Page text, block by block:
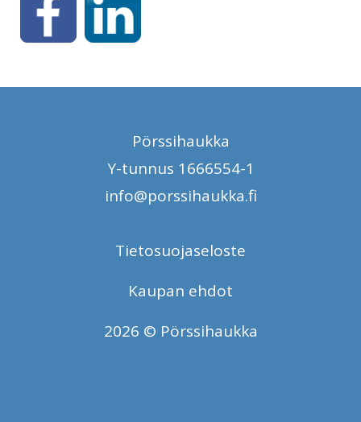
Pörssihaukka
Y-tunnus 1666554-1
info@porssihaukka.fi
Tietosuojaseloste
Kaupan ehdot
2026 © Pörssihaukka